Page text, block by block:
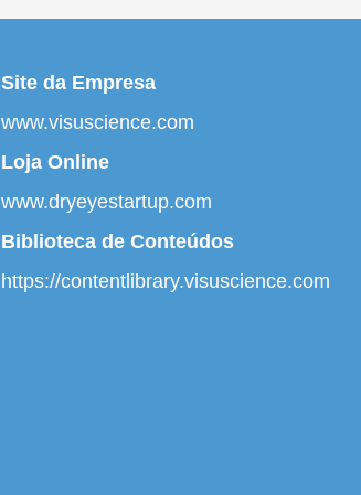
Site da Empresa
www.visuscience.com
Loja Online
www.dryeyestartup.com
Biblioteca de Conteúdos
https://contentlibrary.visuscience.com